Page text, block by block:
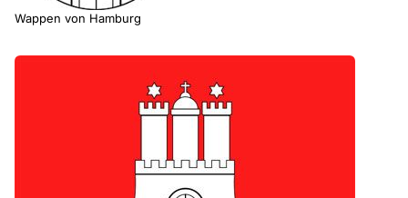
Wappen von Hamburg